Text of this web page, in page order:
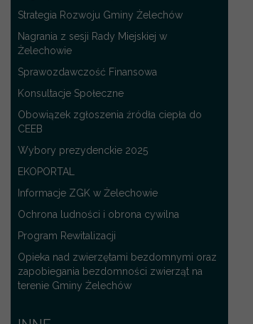
Strategia Rozwoju Gminy Żelechów
Nagrania z sesji Rady Miejskiej w
Żelechowie
Sprawozdawczość Finansowa
Konsultacje Społeczne
Obowiązek zgłoszenia źródła ciepła do
CEEB
Wybory prezydenckie 2025
EKOPORTAL
Informacje ZGK w Żelechowie
Ochrona ludności i obrona cywilna
Program Rewitalizacji
Opieka nad zwierzętami bezdomnymi oraz
zapobiegania bezdomności zwierząt na
terenie Gminy Żelechów